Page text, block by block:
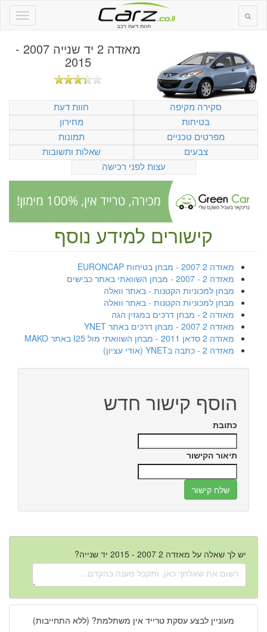
חוות דעת רכב
מאזדה 2 יד שנייה 2007 -
2015
סקירה מקיפה
חוות דעת
בטיחות
מחירון
מפרטים טכניים
תמונות
צבעים
שאלות ותשובות
עצות לפני רכישה
קישורים למידע נוסף
מאזדה 2 2007 - מבחן בטיחות EURONCAP
מאזדה 2 - 2007 - מבחן השוואתי באתר כבישים
מבחן למכוניות הקטנות - באתר וואלה
מבחן למכוניות הקטנות - באתר וואלה
מאזדה 2 - מבחן דרכים במגזין הגה
מאזדה 2 2007 - מבחן דרכים באתר YNET
מאזדה 2 סדאן 2011 - מבחן השוואתי מול I25 באתר MAKO
מאזדה 2 - כתבה בYNET (אודי עציון)
הוסף קישור חדש
כתובת
תיאור הקישור
יש לך שאלה על מאזדה 2 2007 - 2015 יד שנייה?
מעוניין לבצע עסקת טרייד אין משתלמת? (ללא התחייבות)